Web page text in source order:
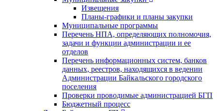
Извещения
Планы-графики и планы закупки
Муниципальные программы
Перечень НПА, определяющих полномочия,
задачи и функции администрации и ее
отделов
Перечень информационных систем, банков
данных, реестров, находящихся в ведении
Администрации Байкальского городского
поселения
Проверки проводимые администрацией БГП
Бюджетный процесс